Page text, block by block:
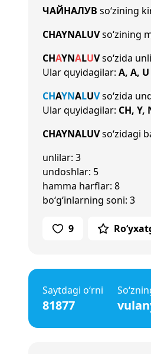
ЧАЙНАЛУВ so‘zining
CHAYNALUVso‘zining
CHAYNALUVso‘zida
Ular quyidagilar: A, A, U
CHAYNALUVso‘zida
Ular quyidagilar: CH, Y,
CHAYNALUVso‘zidagi
unlilar: 3
undoshlar: 5
hamma harflar: 8
bo‘g‘inlarning soni: 3
9
Saytdagi o‘rni
81877